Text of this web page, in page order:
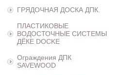
ГРЯДОЧНАЯ ДОСКА ДПК.
ПЛАСТИКОВЫЕ
ВОДОСТОЧНЫЕ СИСТЕМЫ
ДЁКЕ DOCKE
Ограждения ДПК
SAVEWOOD